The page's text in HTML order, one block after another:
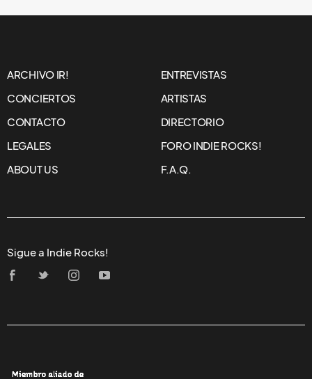
ARCHIVO IR!
ENTREVISTAS
CONCIERTOS
ARTISTAS
CONTACTO
DIRECTORIO
LEGALES
FORO INDIE ROCKS!
ABOUT US
F.A.Q.
Sigue a Indie Rocks!